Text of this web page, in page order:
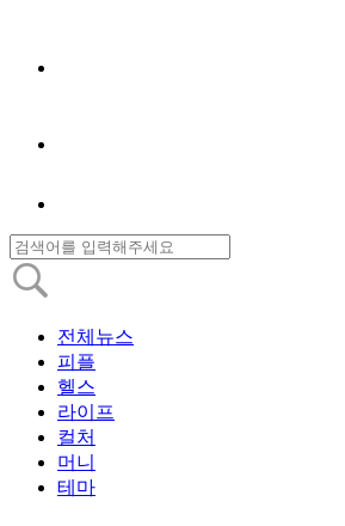
전체뉴스
피플
헬스
라이프
컬처
머니
테마